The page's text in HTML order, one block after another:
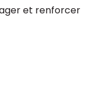
et renforcer